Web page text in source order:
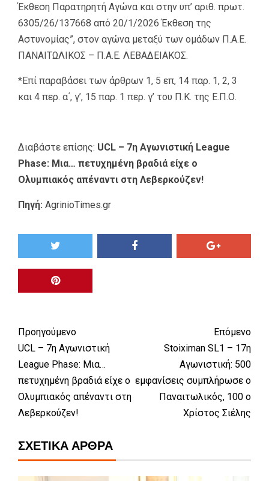
Έκθεση Παρατηρητή Αγώνα και στην υπ’ αριθ. πρωτ.
6305/26/137668 από 20/1/2026 Έκθεση της
Αστυνομίας”, στον αγώνα μεταξύ των ομάδων Π.Α.Ε.
ΠΑΝΑΙΤΩΛΙΚΟΣ – Π.Α.Ε. ΛΕΒΑΔΕΙΑΚΟΣ.
*Επί παραβάσει των άρθρων 1, 5 επ, 14 παρ. 1, 2, 3
και 4 περ. α΄, γ’, 15 παρ. 1 περ. γ’ του Π.Κ. της Ε.Π.Ο.
Διαβάστε επίσης: UCL – 7η Αγωνιστική League
Phase: Μια… πετυχημένη βραδιά είχε ο
Ολυμπιακός απέναντι στη Λεβερκούζεν!
Πηγή: AgrinioTimes.gr
Προηγούμενο
UCL – 7η Αγωνιστική
League Phase: Μια…
πετυχημένη βραδιά είχε ο
Ολυμπιακός απέναντι στη
Λεβερκούζεν!
Επόμενο
Stoiximan SL1 – 17η
Αγωνιστική: 500
εμφανίσεις συμπλήρωσε ο
Παναιτωλικός, 100 ο
Χρίστος Σιέλης
ΣΧΕΤΙΚΆ ΆΡΘΡΑ